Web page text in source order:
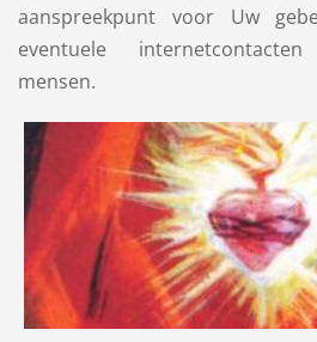
aanspreekpunt voor Uw
eventuele
mensen.